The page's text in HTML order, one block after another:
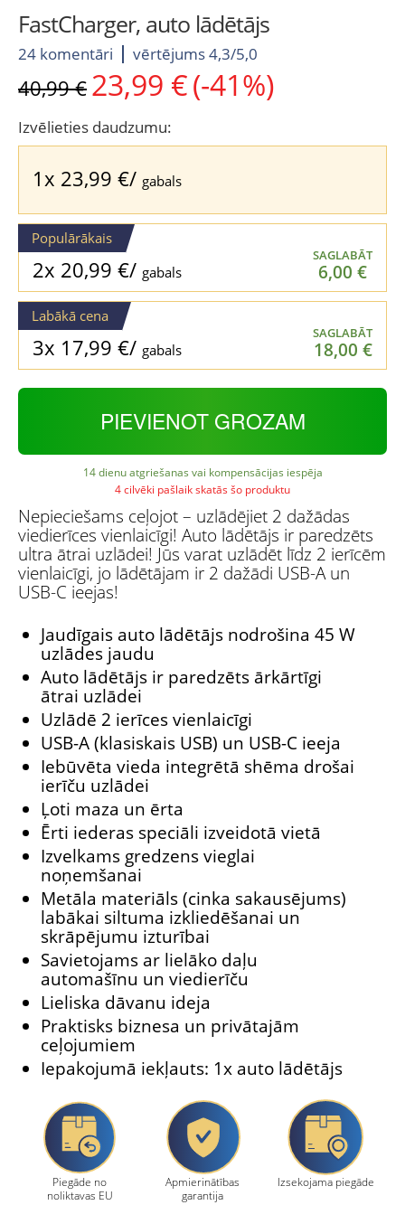
FastCharger, auto lādētājs
24 komentāri vērtējums 4,3/5,0
40,99€ Original
price
was:
40,99 €.
23,99 € Current
price
23,99 €.
(-41%)
Izvēlieties daudzumu:
1x 23,99 €/ gabals
Populārākais
2x 20,99 €/ gabals
SAGLABĀT
6,00 €
Labākā cena
3x 17,99 €/ gabals
SAGLABĀT
18,00 €
PIEVIENOT GROZAM
14 dienu atgriešanas vai kompensācijas iespēja
4 cilvēki pašlaik skatās šo produktu
Nepieciešams ceļojot – uzlādējiet 2 dažādas
viedierīces vienlaicīgi! Auto lādētājs ir paredzēts
ultra ātrai uzlādei! Jūs varat uzlādēt līdz 2 ierīcēm
vienlaicīgi, jo lādētājam ir 2 dažādi USB-A un
USB-C ieejas!
Jaudīgais auto lādētājs nodrošina 45 W
uzlādes jaudu
Auto lādētājs ir paredzēts ārkārtīgi
ātrai uzlādei
Uzlādē 2 ierīces vienlaicīgi
USB-A (klasiskais USB) un USB-C ieeja
Iebūvēta vieda integrētā shēma drošai
ierīču uzlādei
Ļoti maza un ērta
Ērti iederas speciāli izveidotā vietā
Izvelkams gredzens vieglai
noņemšanai
Metāla materiāls (cinka sakausējums)
labākai siltuma izkliedēšanai un
skrāpējumu izturībai
Savietojams ar lielāko daļu
automašīnu un viedierīču
Lieliska dāvanu ideja
Praktisks biznesa un privātajām
ceļojumiem
Iepakojumā iekļauts: 1x auto lādētājs
Piegāde no
noliktavas EU
Apmierinātības
garantija
Izsekojama piegāde